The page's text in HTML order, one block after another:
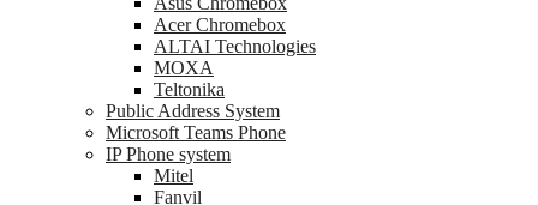
Acer Chromebox
ALTAI Technologies
MOXA
Teltonika
Public Address System
Microsoft Teams Phone
IP Phone system
Mitel
Fanvil